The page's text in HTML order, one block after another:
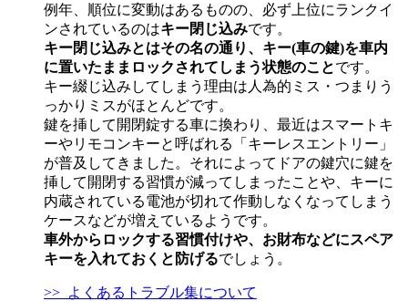
例年、順位に変動はあるものの、必ず上位にランクイ
ンされているのはキー閉じ込みです。
キー閉じ込みとはその名の通り、キー(車の鍵)を車内
に置いたままロックされてしまう状態のことです。
キー綴じ込みしてしまう理由は人為的ミス・つまりう
っかりミスがほとんどです。
鍵を挿して開閉錠する車に換わり、最近はスマートキ
ーやリモコンキーと呼ばれる「キーレスエントリー」
が普及してきました。それによってドアの鍵穴に鍵を
挿して開閉する習慣が減ってしまったことや、キーに
内蔵されている電池が切れて作動しなくなってしまう
ケースなどが増えているようです。
車外からロックする習慣付けや、お財布などにスペア
キーを入れておくと防げるでしょう。
>> よくあるトラブル集について